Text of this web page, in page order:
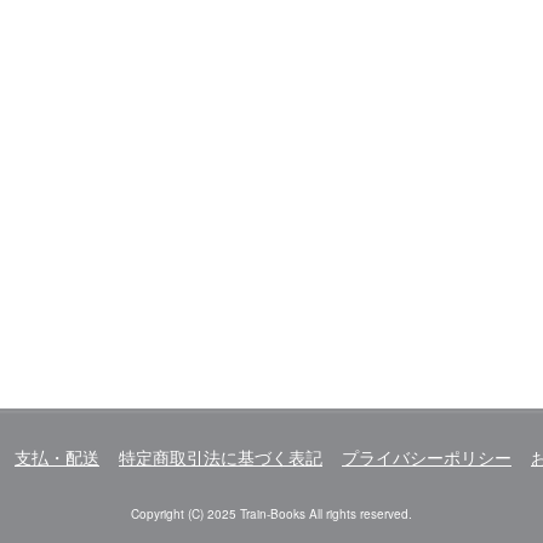
支払・配送 特定商取引法に基づく表記 プライバシーポリシー
Copyright (C) 2025 Train-Books All rights reserved.